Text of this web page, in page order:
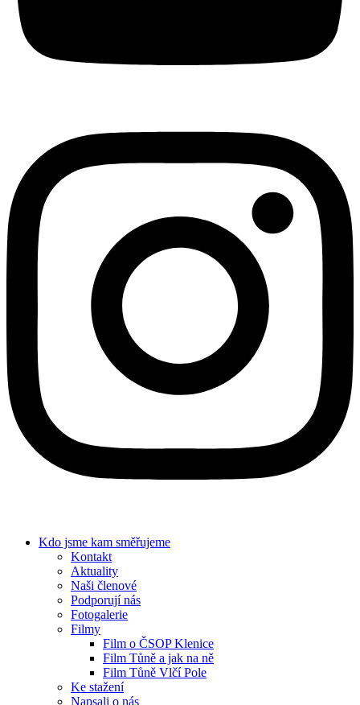
Kdo jsme kam směřujeme
Kontakt
Aktuality
Naši členové
Podporují nás
Fotogalerie
Filmy
Film o ČSOP Klenice
Film Tůně a jak na ně
Film Tůně Vlčí Pole
Ke stažení
Napsali o nás